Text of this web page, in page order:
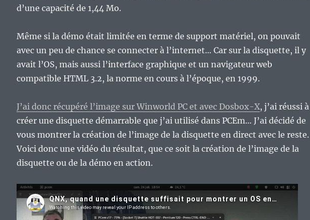
d’une capacité de 1,44 Mo.
Même si la démo était limitée en terme de support matériel, on pouvait
avec un peu de chance se connecter à l’internet… Car sur la disquette, il y
avait l’OS, mais aussi l’interface graphique et un navigateur web
compatible HTML 3.2, la norme en cours à l’époque, en 1999.
J’ai donc récupéré l’image sur Winworld PC et avec Dosbox-X, j’ai réussi à
créer une disquette démarrable que j’ai utilisé dans PCEm… J’ai décidé de
vous montrer la création de l’image de la disquette en direct avec le reste.
Voici donc une vidéo du résultat, que ce soit la création de l’image de la
disquette ou de la démo en action.